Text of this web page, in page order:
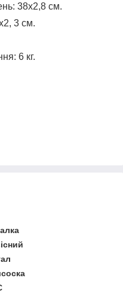
38х2,8 см.
3 см.
6 кг.